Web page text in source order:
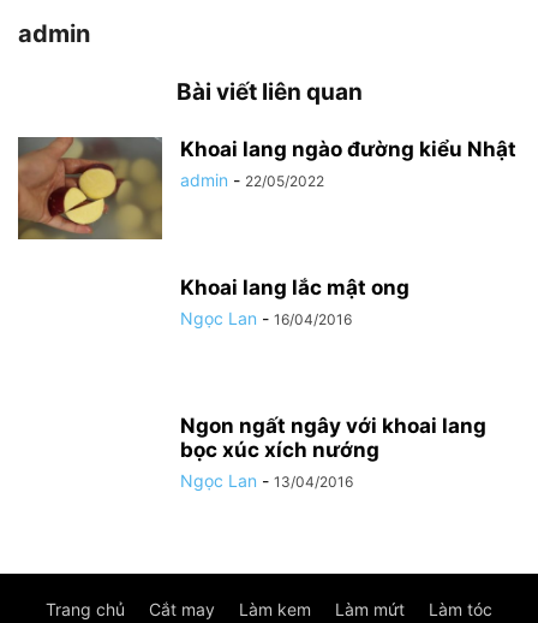
admin
Bài viết liên quan
Khoai lang ngào đường kiểu Nhật
admin - 22/05/2022
Khoai lang lắc mật ong
Ngọc Lan - 16/04/2016
Ngon ngất ngây với khoai lang
bọc xúc xích nướng
Ngọc Lan - 13/04/2016
Trang chủ Cắt may Làm kem Làm mứt Làm tóc